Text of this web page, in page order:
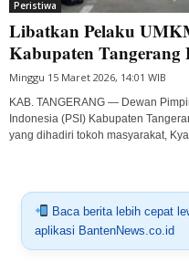
Peristiwa
Libatkan Pelaku
Kabupaten Tangerang
Minggu 15 Maret 2026, 14:01 WIB
KAB. TANGERANG — Dewan
Indonesia (PSI) Kabupaten
yang dihadiri tokoh masyarakat, Kyai
Baca berita lebih cepat
aplikasi BantenNews.co.id